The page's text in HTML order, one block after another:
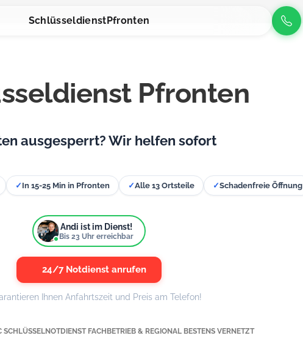
SchlüsseldienstPfronten
Pfronten
ausgesperrt? Wir helfen sofort
✓ In 15-25 Min in Pfronten ✓Alle 13 Ortsteile ✓Schadenfreie Öffnung
Andi ist im Dienst!
Bis 23 Uhr erreichbar
24/7 Notdienst anrufen
Ihnen Anfahrtszeit und Preis am Telefon!
SCHLÜSSELNOTDIENST FACHBETRIEB & REGIONAL BESTENS VERNETZT